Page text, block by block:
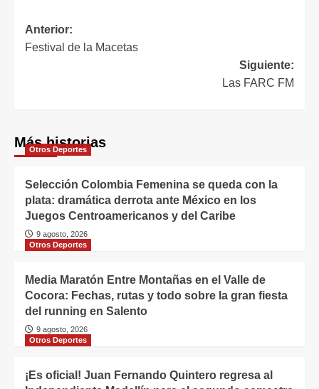
Anterior:
Festival de la Macetas
Siguiente:
Las FARC FM
Más historias
Otros Deportes
Selección Colombia Femenina se queda con la
plata: dramática derrota ante México en los
Juegos Centroamericanos y del Caribe
9 agosto, 2026
Otros Deportes
Media Maratón Entre Montañas en el Valle de
Cocora: Fechas, rutas y todo sobre la gran fiesta
del running en Salento
9 agosto, 2026
Otros Deportes
¡Es oficial! Juan Fernando Quintero regresa al